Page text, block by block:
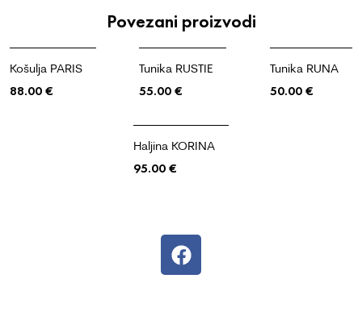
Povezani proizvodi
Košulja PARIS
88.00 €
Tunika RUSTIE
55.00€
Tunika RUNA
50.00€
Haljina KORINA
95.00 €